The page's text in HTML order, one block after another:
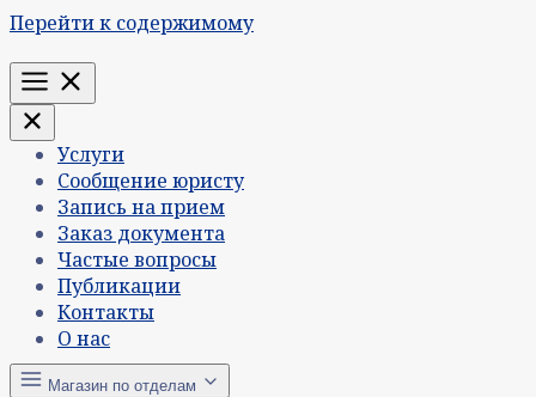
Перейти к содержимому
Меню
Услуги
Сообщение юристу
Запись на прием
Заказ документа
Частые вопросы
Публикации
Контакты
О нас
Магазин по отделам